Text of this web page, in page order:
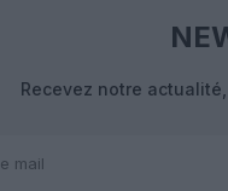
Recevez notre